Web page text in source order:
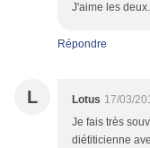
J'aime les deux.
Répondre
L Lotus 17/03/
Je fais très
diétiticienne